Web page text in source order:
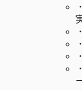
・
・
・
・
・